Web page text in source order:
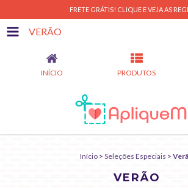
FRETE GRÁTIS! CLIQUE E VEJA AS
VERÃO
INÍCIO PRODUTOS
Início > Seleções Especiais >
VERÃO